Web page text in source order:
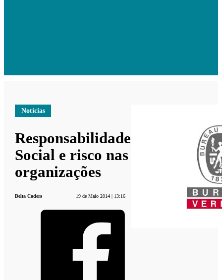
Notícias
Responsabilidade
Social e risco nas
organizações
Delta Coders 19 de Maio 2014 | 13:16